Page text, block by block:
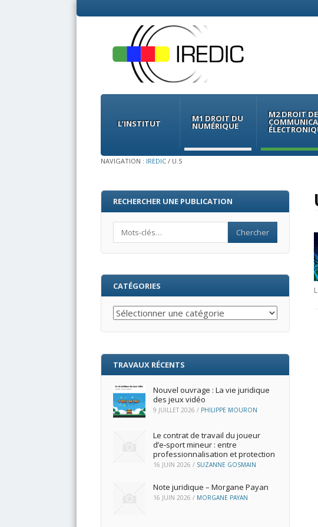
Menu
Skip
contentL’INSTITUT M1 DROIT DU
NUMÉRIQUE
M2 DROIT
NAVIGATION : IREDIC / U.S
RECHERCHER UNE PUBLICATION
CATÉGORIES
Catégories
TRAVAUX RÉCENTS
Nouvel ouvrage : La vie juridique
des jeux vidéo
9 JUILLET 2026 / PHILIPPE MOURON
Le contrat de travail du joueur
d’e‑sport mineur : entre
professionnalisation et protection
16 JUIN 2026 / SUZANNE GOSMAIN
Note juridique – Morgane Payan
16 JUIN 2026 / MORGANE PAYAN